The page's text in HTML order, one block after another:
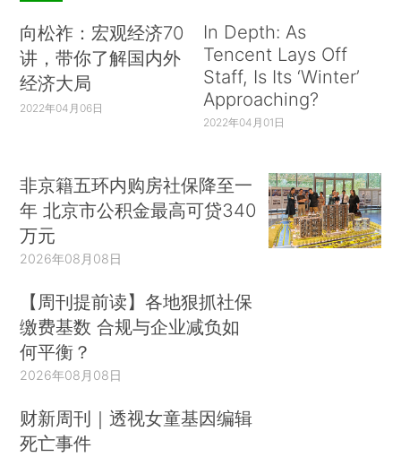
向松祚：宏观经济70
讲，带你了解国内外
经济大局
2022年04月06日
In Depth: As
Tencent Lays Off
Staff, Is Its ‘Winter’
Approaching?
2022年04月01日
非京籍五环内购房社保降至一
年 北京市公积金最高可贷340
万元
2026年08月08日
【周刊提前读】各地狠抓社保
缴费基数 合规与企业减负如
何平衡？
2026年08月08日
财新周刊｜透视女童基因编辑
死亡事件